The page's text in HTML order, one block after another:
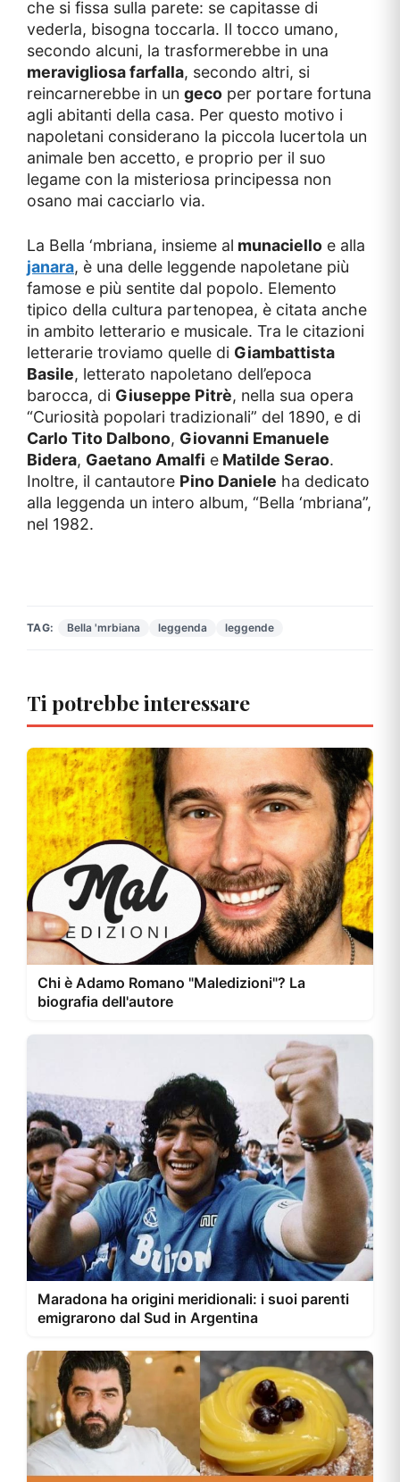
che si fissa sulla parete: se capitasse di
vederla, bisogna toccarla. Il tocco umano,
secondo alcuni, la trasformerebbe in una
meravigliosa farfalla, secondo altri, si
reincarnerebbe in un geco per portare fortuna
agli abitanti della casa. Per questo motivo i
napoletani considerano la piccola lucertola un
animale ben accetto, e proprio per il suo
legame con la misteriosa principessa non
osano mai cacciarlo via.
La Bella ‘mbriana, insieme al munaciello e alla
janara, è una delle leggende napoletane più
famose e più sentite dal popolo. Elemento
tipico della cultura partenopea, è citata anche
in ambito letterario e musicale. Tra le citazioni
letterarie troviamo quelle di Giambattista
Basile, letterato napoletano dell’epoca
barocca, di Giuseppe Pitrè, nella sua opera
“Curiosità popolari tradizionali” del 1890, e di
Carlo Tito Dalbono, Giovanni Emanuele
Bidera, Gaetano Amalfi e Matilde Serao.
Inoltre, il cantautore Pino Daniele ha dedicato
alla leggenda un intero album, “Bella ‘mbriana”,
nel 1982.
TAG: Bella 'mrbiana leggenda leggende
Ti potrebbe interessare
Chi è Adamo Romano "Maledizioni"? La
biografia dell'autore
Maradona ha origini meridionali: i suoi parenti
emigrarono dal Sud in Argentina